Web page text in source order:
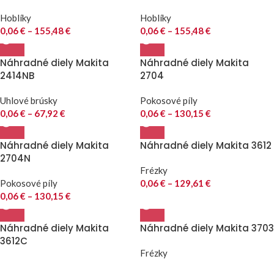
Hoblíky
0,06€ – 155,48€
Hoblíky
0,06€ – 155,48€
Náhradné diely Makita
2414NB
Uhlové brúsky
0,06€ – 67,92 €
Náhradné diely Makita
2704
Pokosové píly
0,06€ – 130,15 €
Náhradné diely Makita
2704N
Pokosové píly
0,06€ – 130,15 €
Náhradné diely Makita 3612
Frézky
0,06€ – 129,61 €
Náhradné diely Makita
3612C
Náhradné diely Makita 3703
Frézky